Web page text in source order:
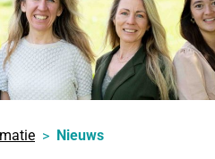
Nieuws